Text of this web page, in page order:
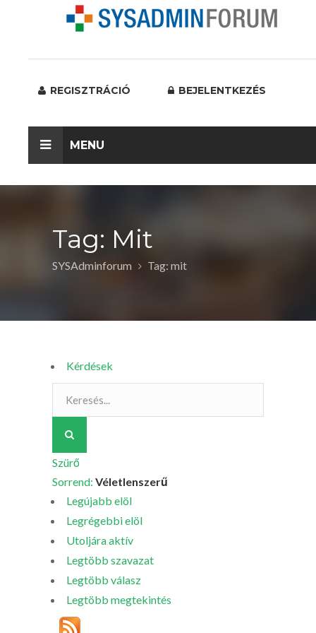
REGISZTRÁCIÓ BEJELENTKEZÉS
MENU
Tag: Mit
SYSAdminforum Tag: mit
Kérdések
Szürő
Sorrend: Véletlenszerű
Legújabb elöl
Legrégebbi elöl
Utoljára aktív
Legtöbb szavazat
Legtöbb válasz
Legtöbb megtekintés